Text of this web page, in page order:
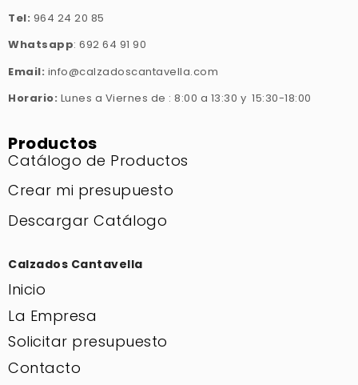
Tel: 964 24 20 85
Whatsapp: 692 64 91 90
Email: info@calzadoscantavella.com
Horario: Lunes a Viernes de : 8:00 a 13:30 y 15:30-18:00
Productos
Catálogo de Productos
Crear mi presupuesto
Descargar Catálogo
Calzados Cantavella
Inicio
La Empresa
Solicitar presupuesto
Contacto